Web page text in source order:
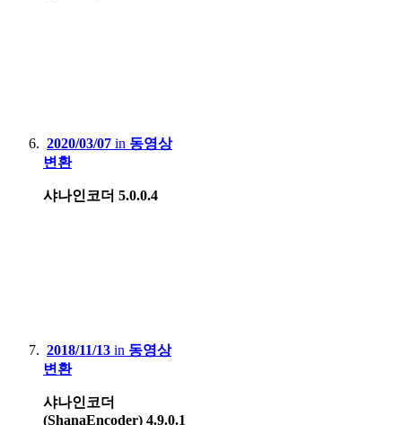
2020/03/07 in 동영상
변환
샤나인코더 5.0.0.4
2018/11/13 in 동영상
변환
샤나인코더
(ShanaEncoder) 4.9.0.1